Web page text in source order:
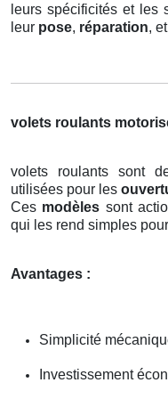
leurs spécificités et les
leur pose, réparation, et
volets roulants
volets roulants sont
utilisées pour les
Ces modèles sont
qui les rend simples
Avantages :
Simplicité
Investissement